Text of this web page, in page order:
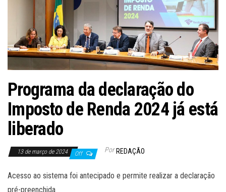
Programa da declaração do
Imposto de Renda 2024 já está
liberado
13 de março de 2024 Off Por REDAÇÃO
Acesso ao sistema foi antecipado e permite realizar a declaração
pré-preenchida